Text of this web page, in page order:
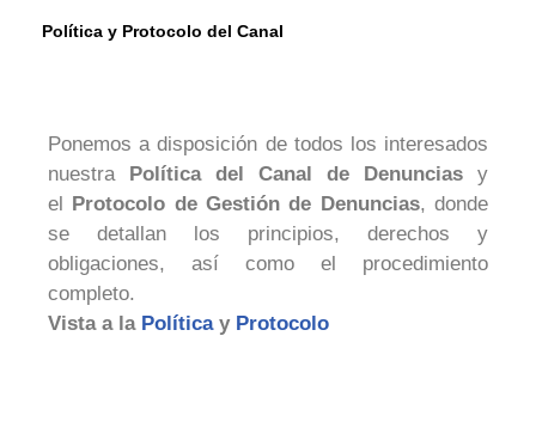
Política y Protocolo del Canal
Ponemos a disposición de todos los interesados
nuestra Política del Canal de Denuncias y
el Protocolo de Gestión de Denuncias, donde
se detallan los principios, derechos y
obligaciones, así como el procedimiento
completo.
Vista a la Políticay Protocolo